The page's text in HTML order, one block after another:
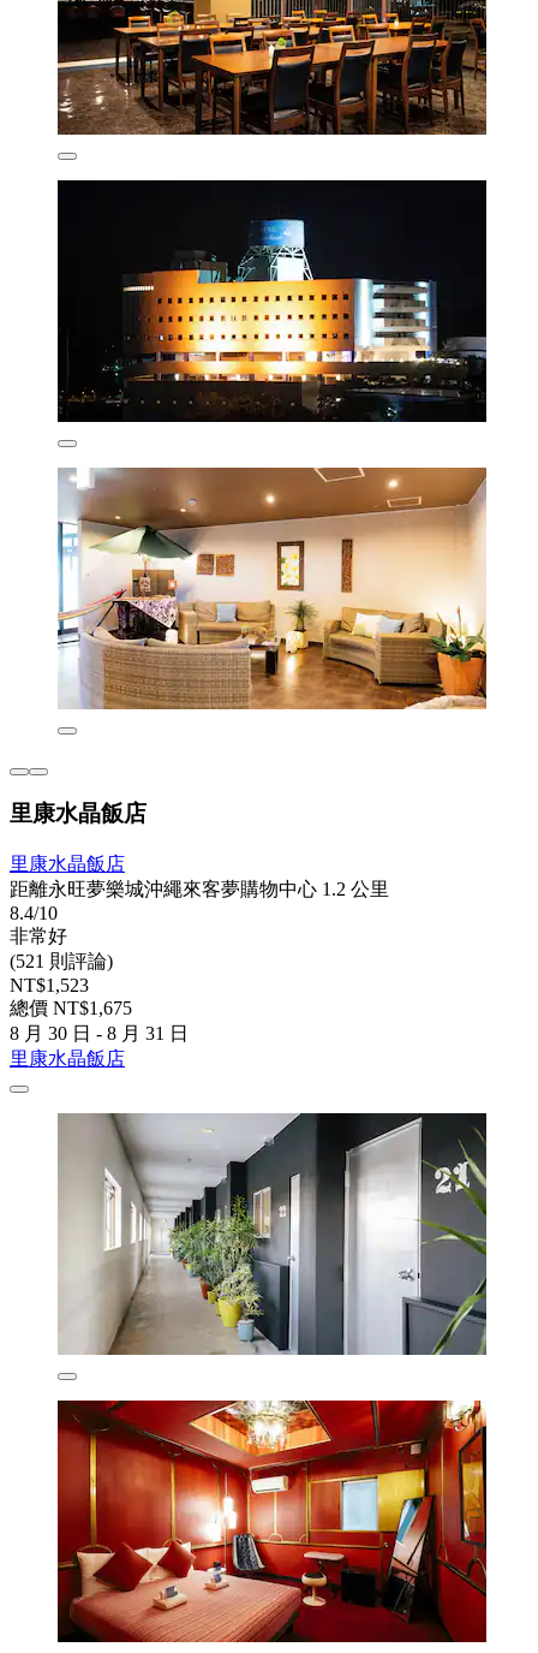
里康水晶飯店
里康水晶飯店
距離永旺夢樂城沖繩來客夢購物中心 1.2 公里
8.4/10
非常好
(521 則評論)
NT$1,523
總價 NT$1,675
8 月 30 日 - 8 月 31 日
里康水晶飯店